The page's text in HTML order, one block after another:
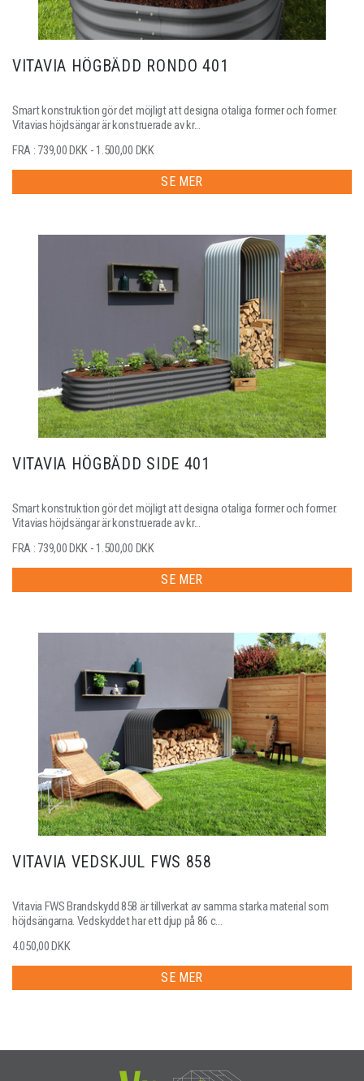
VITAVIA HÖGBÄDD RONDO 401
Smart konstruktion gör det möjligt att designa otaliga former och former.
Vitavias höjdsängar är konstruerade av kr...
FRA : 739,00 DKK - 1.500,00 DKK
SE MER
VITAVIA HÖGBÄDD SIDE 401
Smart konstruktion gör det möjligt att designa otaliga former och former.
Vitavias höjdsängar är konstruerade av kr...
FRA : 739,00 DKK - 1.500,00 DKK
SE MER
VITAVIA VEDSKJUL FWS 858
Vitavia FWS Brandskydd 858 är tillverkat av samma starka material som
höjdsängarna. Vedskyddet har ett djup på 86 c...
4.050,00 DKK
SE MER